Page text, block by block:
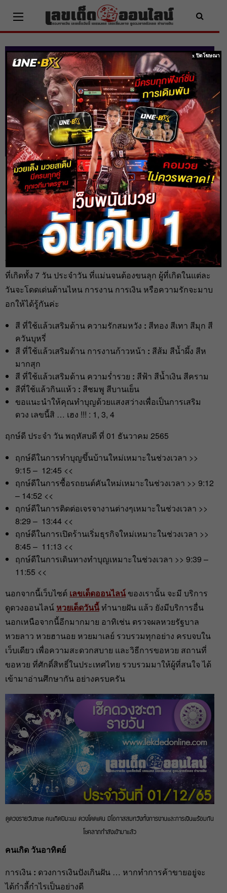
content
ดูดวงรายวันtrue วัน พฤหัสบดี ที่ 01
ธันวาคม 2565
Home ดวงรายวัน ดูดวงรายวันtrue วัน พฤหัสบดี ที่ 01 ธันวาคม 2565
heng99 1 ธ.ค. 2022
ทางเว็บไซต์ เลขเด็ดออนไลน์ ได้ ดูดวงรายวันtrueวันนี้ ของผู้
ที่เกิดทั้ง 7 วัน ประจำวัน ที่แม่นจนต้องขนลุก ผู้ที่เกิดในแต่ละ
วันจะโดดเด่นด้านไหน การงาน การเงิน หรือความรักจะมาบ
อกให้ได้รู้กันค่ะ
สี ที่ใช้แล้วเสริมด้าน ความรักสมหวัง : สีทอง สีเทา สีมุก สี
ควันบุหรี่
สี ที่ใช้แล้วเสริมด้าน การงานก้าวหน้า : สีส้ม สีน้ำผึ้ง สีห
มากสุก
สี ที่ใช้แล้วเสริมด้าน ความร่ำรวย : สีฟ้า สีน้ำเงิน สีคราม
สีที่ใช้แล้วกินแห้ว : สีชมพู สีบานเย็น
ขอแนะนำให้คุณทำบุญด้วยแสงสว่างเพื่อเป็นการเสริม
ดวง เลขนี้สิ … เฮง !!! : 1, 3, 4
ฤกษ์ดี ประจำ วัน พฤหัสบดี ที่ 01 ธันวาคม 2565
ฤกษ์ดีในการทำบุญขึ้นบ้านใหม่เหมาะในช่วงเวลา >>
9:15 – 12:45 <<
ฤกษ์ดีในการซื้อรถยนต์คันใหม่เหมาะในช่วงเวลา >> 9:12
– 14:52 <<
ฤกษ์ดีในการติดต่อเจรจางานต่างๆเหมาะในช่วงเวลา >>
8:29 – 13:44 <<
ฤกษ์ดีในการเปิดร้านเริ่มธุรกิจใหม่เหมาะในช่วงเวลา >>
8:45 – 11:13 <<
ฤกษ์ดีในการเดินทางทำบุญเหมาะในช่วงเวลา >> 9:39 –
11:55 <<
นอกจากนี้เว็บไซต์ เลขเด็ดออนไลน์ ของเรานั้น จะมี บริการ
ดูดวงออนไลน์ หวยเด็ดวันนี้ทำนายฝัน แล้ว ยังมีบริการอื่น
นอกเหนือจากนี้อีกมากมาย อาทิเช่น ตรวจผลหวยรัฐบาล
หวยลาว หวยฮานอย หวยมาเลย์ รวบรวมทุกอย่าง ครบจบใน
เว็บเดียว เพื่อความสะดวกสบาย และวิธีการขอหวย สถานที่
ขอหวย ที่ศักดิ์สิทธิ์ในประเทศไทย รวบรวมมาให้ผู้ที่สนใจ ได้
เข้ามาอ่านศึกษากัน อย่างครบครัน
ดูดวงรายวันtrue คนเกิดปีมะแม ดวงโดดเด่น มีโอกาสสมหวังทั้งการงานและการเงินพร้อมกัน
โชคลาภกำลังเข้ามาแล้ว
คนเกิด วันอาทิตย์
การเงิน : ดวงการเงินปังเกินฝัน … หากทำการค้าขายอยู่จะ
ได้กำลี้กำไรเป็นอย่างดี
x ปิดโฆษณา